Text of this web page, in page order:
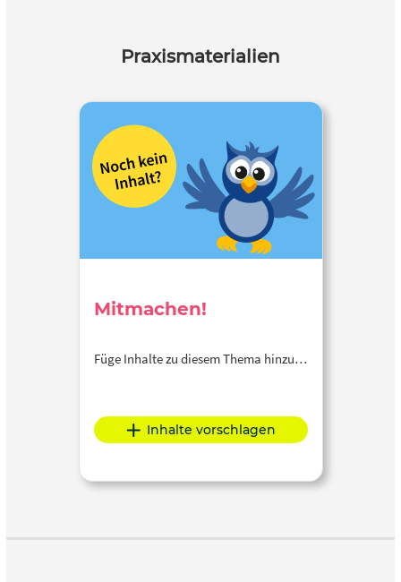
Praxismaterialien
Mitmachen!
Füge Inhalte zu diesem Thema hinzu…
Inhalte vorschlagen